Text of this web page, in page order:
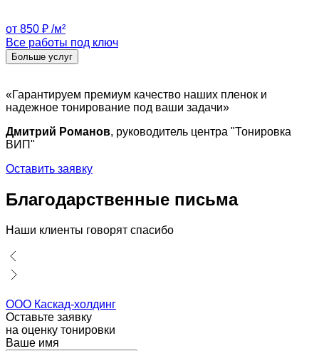
от 850 ₽ /м²
Все работы под ключ
Больше услуг
«Гарантируем премиум качество наших пленок и
надежное тонирование под ваши задачи»
Дмитрий Романов, руководитель центра "Тонировка
ВИП"
Оставить заявку
Благодарственные письма
Наши клиенты говорят спасибо
ООО Каскад-холдинг
Оставьте заявку
на оценку тонировки
Ваше имя